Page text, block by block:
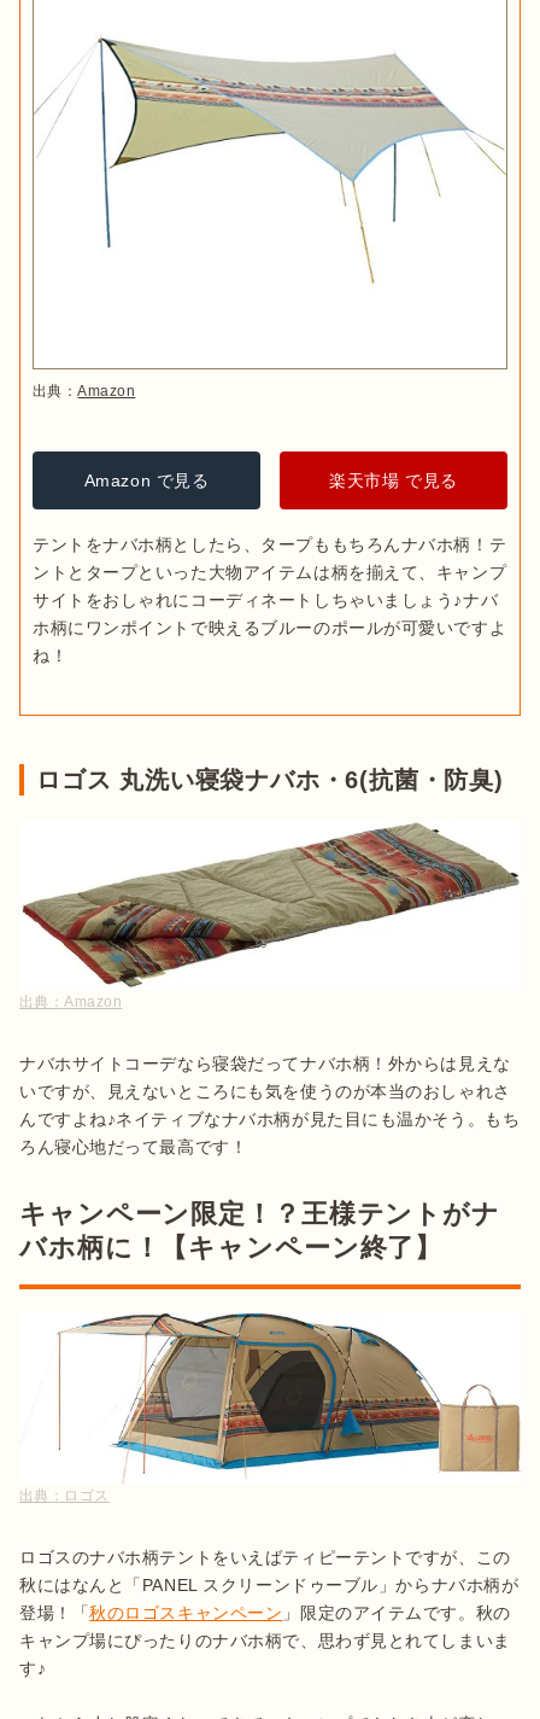
出典：Amazon
Amazon で見る 楽天市場 で見る
テントをナバホ柄としたら、タープももちろんナバホ柄！テ
ントとタープといった大物アイテムは柄を揃えて、キャンプ
サイトをおしゃれにコーディネートしちゃいましょう♪ナバ
ホ柄にワンポイントで映えるブルーのポールが可愛いですよ
ね！
ロゴス 丸洗い寝袋ナバホ・6(抗菌・防臭)
出典：Amazon
ナバホサイトコーデなら寝袋だってナバホ柄！外からは見えな
いですが、見えないところにも気を使うのが本当のおしゃれさ
んですよね♪ネイティブなナバホ柄が見た目にも温かそう。もち
キャンペーン限定！？王様テントがナ
バホ柄に！【キャンペーン終了】
出典： ロゴス
ロゴスのナバホ柄テントをいえばティピーテントですが、この
秋にはなんと「PANEL スクリーンドゥーブル」からナバホ柄が
登場！「秋のロゴスキャンペーン 」限定のアイテムです。秋の
キャンプ場にぴったりのナバホ柄で、思わず見とれてしまいま
す♪